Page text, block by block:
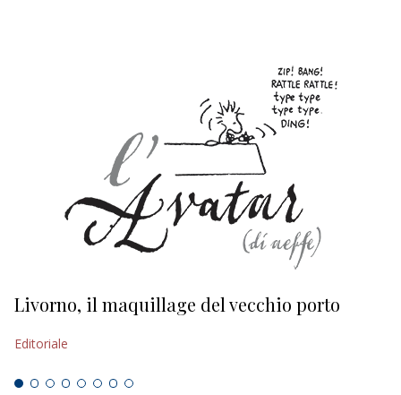
Livorno, il maquillage del vecchio porto
Editoriale